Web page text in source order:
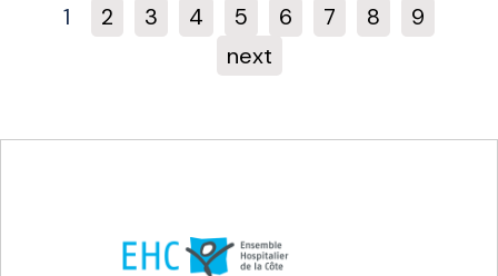
1 2 3 4 5 6 7 8
9
next